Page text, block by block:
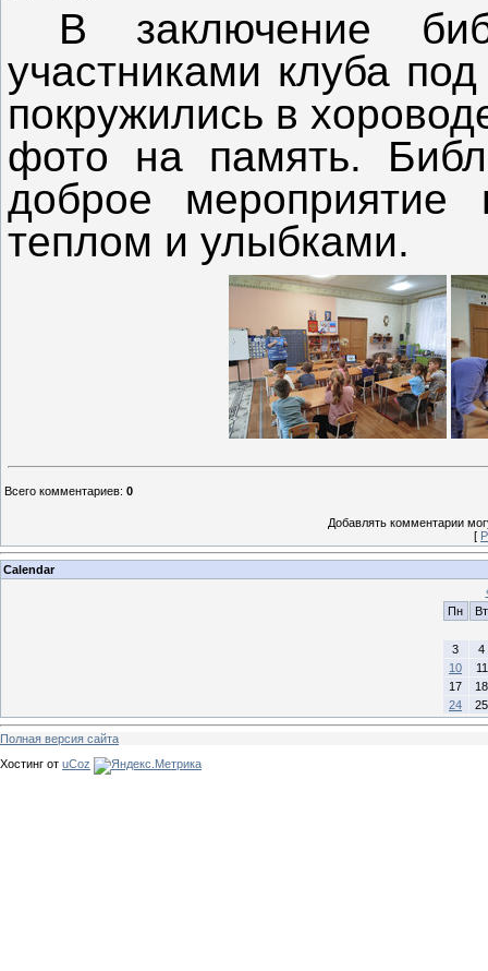
В заключение
участниками клуба
покружились в
фото на память.
доброе мероприятие
теплом и улыбками.
Всего комментариев: 0
Добавлять комментарии
[
Calendar
Пн
Вт
3
4
10
11
17
18
24
25
Полная версия сайта
Хостинг от uCoz